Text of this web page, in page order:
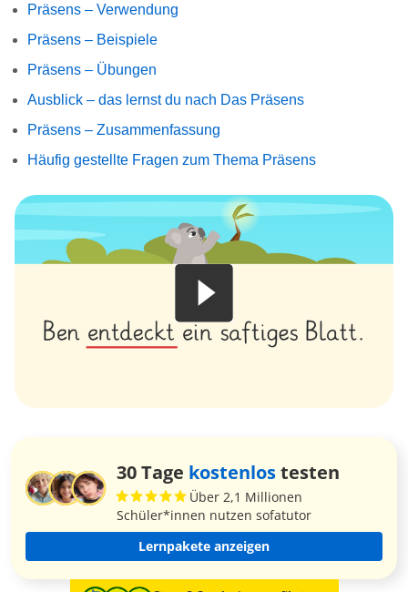
Präsens – Verwendung
Präsens – Beispiele
Präsens – Übungen
Ausblick – das lernst du nach Das Präsens
Präsens – Zusammenfassung
Häufig gestellte Fragen zum Thema Präsens
30 Tage kostenlostesten
Über 2,1 Millionen
Schüler*innen nutzen sofatutor
Lernpakete anzeigen